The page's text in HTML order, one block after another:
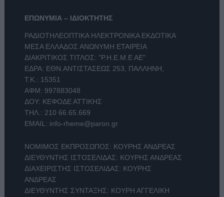
ΕΠΩΝΥΜΙΑ – ΙΔΙΟΚΤΗΤΗΣ
ΡΑΔΙΟΤΗΛΕΟΠΤΙΚΑ ΗΛΕΚΤΡΟΝΙΚΑ ΕΚΔΟΤΙΚΑ
ΜΕΣΑ ΕΛΛΑΔΟΣ ΑΝΩΝΥΜΗ ΕΤΑΙΡΕΙΑ
ΔΙΑΚΡΙΤΙΚΟΣ ΤΙΤΛΟΣ: "Ρ.Η.Ε.Μ.Ε ΑΕ"
ΕΔΡΑ: ΕΘΝ.ΑΝΤΙΣΤΑΣΕΩΣ 253, ΠΑΛΛΗΝΗ,
Τ.Κ.: 15351
ΑΦΜ: 997883048
ΔΟΥ: ΚΕΦΟΔΕ ΑΤΤΙΚΗΣ
ΤΗΛ.: 210 66.65.669
EMAIL: info-rheme@paron.gr
ΝΟΜΙΜΟΣ ΕΚΠΡΟΣΩΠΟΣ: ΚΟΥΡΗΣ ΑΝΔΡΕΑΣ
ΔΙΕΥΘΥΝΤΗΣ ΙΣΤΟΣΕΛΙΔΑΣ: ΚΟΥΡΗΣ ΑΝΔΡΕΑΣ
ΔΙΑΧΕΙΡΙΣΤΗΣ ΙΣΤΟΣΕΛΙΔΑΣ: ΚΟΥΡΗΣ
ΑΝΔΡΕΑΣ
ΔΙΕΥΘΥΝΤΗΣ ΣΥΝΤΑΞΗΣ: ΚΟΥΡΗ ΑΓΓΕΛΙΚΗ